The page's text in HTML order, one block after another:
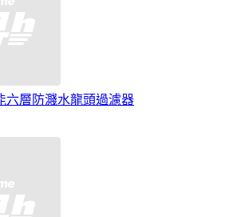
六層防濺水龍頭過濾器